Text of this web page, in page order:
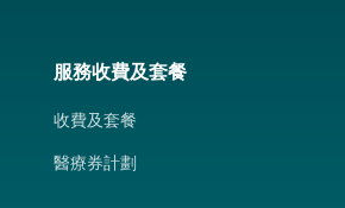
服務收費及套餐
收費及套餐
醫療券計劃